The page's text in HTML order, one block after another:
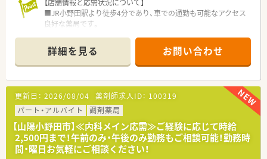
【店舗情報と応需状況について】
■JR小野田駅より徒歩4分であり、車での通勤も可能なアクセス
良好な薬局です。
方箋を応需しています。
■処方箋枚数は1日平均80枚程度で、複数の薬剤師が協力して丁
寧に対応しています。
【募集背景と求める人物像について】
■今回は、店舗体制の維持・強化を目的とした、正社員募集とな
ります。
■患者様とのコミュニケーションを大切にし、丁寧な服薬指導が
できる方を歓迎します。
■協調性があり、スタッフと協力して働きやすい職場作りができ
る方を求めています。
詳細を見る お問い合わせ
更新日： 2026/08/04 薬剤師求人ID： 100319
パート・アルバイト
調剤薬局
【山陽小野田市】≪内科メイン応需≫ご経験に応じて時給
2,500円まで！午前のみ・午後のみ勤務もご相談可能！勤務時
間・曜日お気軽にご相談ください！